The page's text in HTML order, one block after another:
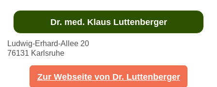
Dr. med. Klaus Luttenberger
Ludwig-Erhard-Allee 20
76131 Karlsruhe
Zur Webseite von Dr. Luttenberger